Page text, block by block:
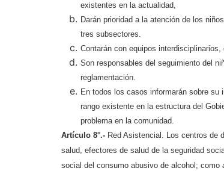
existentes en la actualidad,
Darán prioridad a la atención de los
tres subsectores.
Contarán con equipos
Son responsables del seguimiento del
reglamentación.
En todos los casos informarán sobre su
rango existente en la estructura del
problema en la comunidad.
Artículo 8°.- Red Asistencial. Los centros de
salud, efectores de salud de la seguridad
social del consumo abusivo de alcohol;